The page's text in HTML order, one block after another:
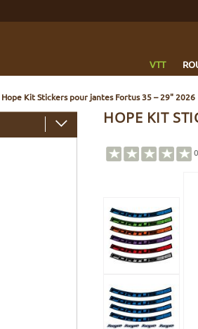
VTT
Hope Kit Stickers pour jantes Fortus 35 – 29" 2026
HOPE KIT
0